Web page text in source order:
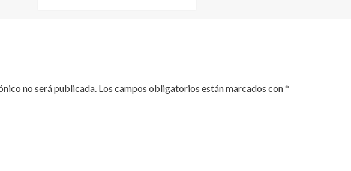
no será publicada. Los campos obligatorios están marcados con*